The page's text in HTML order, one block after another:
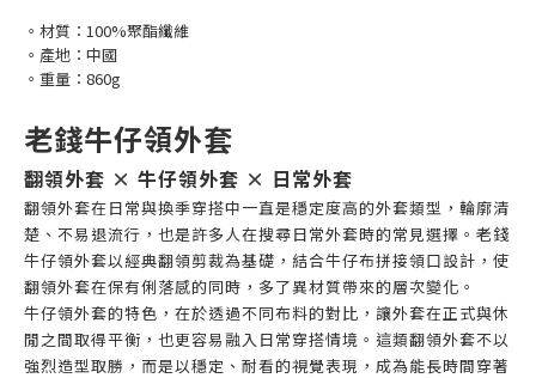
。材質：100%聚酯纖維
。產地：中國
。重量：860g
老錢牛仔領外套
翻領外套 × 牛仔領外套 × 日常外套
翻領外套在日常與換季穿搭中一直是穩定度高的外套類型，輪廓清
楚、不易退流行，也是許多人在搜尋日常外套時的常見選擇。老錢
牛仔領外套以經典翻領剪裁為基礎，結合牛仔布拼接領口設計，使
翻領外套在保有俐落感的同時，多了異材質帶來的層次變化。
牛仔領外套的特色，在於透過不同布料的對比，讓外套在正式與休
閒之間取得平衡，也更容易融入日常穿搭情境。這類翻領外套不以
強烈造型取勝，而是以穩定、耐看的視覺表現，成為能長時間穿著